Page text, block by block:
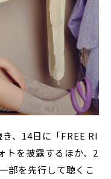
、14日に「FREE RI
トを披露するほか、2
部を先行して聴くこ